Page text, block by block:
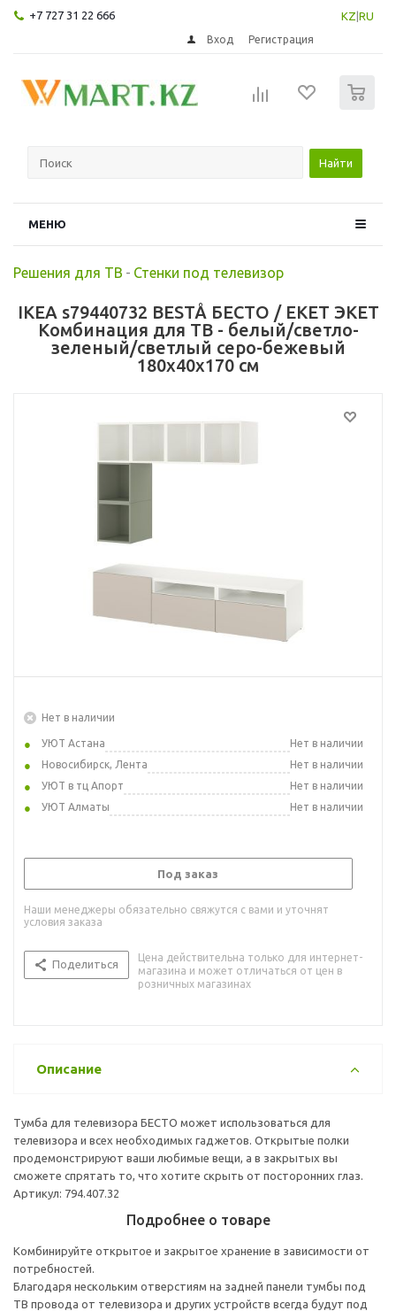
+7 727 31 22 666 KZ RU
Вход Регистрация
Найти
МЕНЮ
Решения для ТВ - Стенки под телевизор
IKEA s79440732 BESTÅ БЕСТО / EKET ЭКЕТ
Комбинация для ТВ - белый/светло-
зеленый/светлый серо-бежевый
180x40x170 см
Нет в наличии
УЮТ Астана
Нет в наличии
Новосибирск, Лента
Нет в наличии
УЮТ в тц Апорт
Нет в наличии
УЮТ Алматы
Нет в наличии
Под заказ
Наши менеджеры обязательно свяжутся с вами и уточнят
условия заказа
Поделиться
Цена действительна только для интернет-
магазина и может отличаться от цен в
розничных магазинах
Описание
Тумба для телевизора БЕСТО может использоваться для
телевизора и всех необходимых гаджетов. Открытые полки
продемонстрируют ваши любимые вещи, а в закрытых вы
сможете спрятать то, что хотите скрыть от посторонних глаз.
Артикул: 794.407.32
Подробнее о товаре
Комбинируйте открытое и закрытое хранение в зависимости от
потребностей.
Благодаря нескольким отверстиям на задней панели тумбы под
ТВ провода от телевизора и других устройств всегда будут под